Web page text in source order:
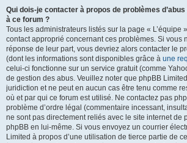
Qui dois-je contacter à propos de problèmes
à ce forum ?
Tous les administrateurs listés sur la page « L’équipe
contact approprié concernant ces problèmes. Si vous
réponse de leur part, vous devriez alors contacter le
(dont les informations sont disponibles grâce à une
celui-ci fonctionne sur un service gratuit (comme
de gestion des abus. Veuillez noter que phpBB
juridiction et ne peut en aucun cas être tenu comme
où et par qui ce forum est utilisé. Ne contactez pas
problème d’ordre légal (commentaire incessant,
ne sont pas directement reliés avec le site internet de
phpBB en lui-même. Si vous envoyez un courrier
Limited à propos d’une utilisation de tierce partie de